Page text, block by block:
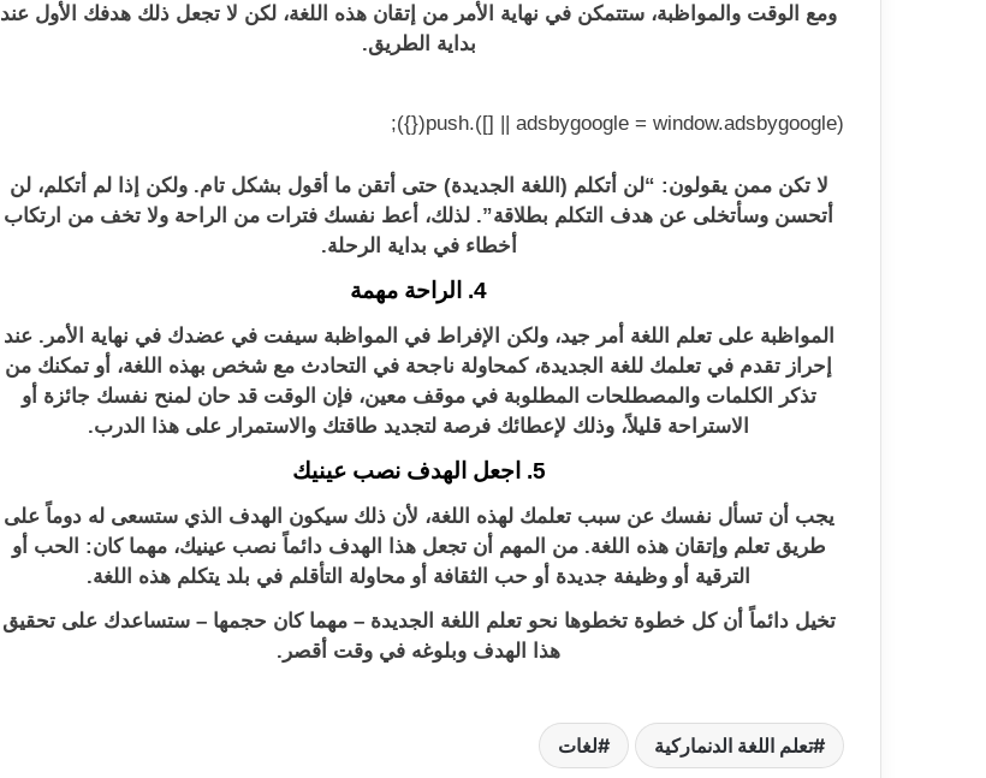
ومع الوقت والمواظبة، ستتمكن في نهاية الأمر من إتقان هذه اللغة، لكن لا تجعل ذلك هدفك الأول عند
بداية الطريق.
(adsbygoogle = window.adsbygoogle || []).push({});
لا تكن ممن يقولون: “لن أتكلم (اللغة الجديدة) حتى أتقن ما أقول بشكل تام. ولكن إذا لم أتكلم، لن
أتحسن وسأتخلى عن هدف التكلم بطلاقة”. لذلك، أعط نفسك فترات من الراحة ولا تخف من ارتكاب
أخطاء في بداية الرحلة.
4. الراحة مهمة
المواظبة على تعلم اللغة أمر جيد، ولكن الإفراط في المواظبة سيفت في عضدك في نهاية الأمر. عند
إحراز تقدم في تعلمك للغة الجديدة، كمحاولة ناجحة في التحادث مع شخص بهذه اللغة، أو تمكنك من
تذكر الكلمات والمصطلحات المطلوبة في موقف معين، فإن الوقت قد حان لمنح نفسك جائزة أو
الاستراحة قليلاً، وذلك لإعطائك فرصة لتجديد طاقتك والاستمرار على هذا الدرب.
5. اجعل الهدف نصب عينيك
يجب أن تسأل نفسك عن سبب تعلمك لهذه اللغة، لأن ذلك سيكون الهدف الذي ستسعى له دوماً على
طريق تعلم وإتقان هذه اللغة. من المهم أن تجعل هذا الهدف دائماً نصب عينيك، مهما كان: الحب أو
الترقية أو وظيفة جديدة أو حب الثقافة أو محاولة التأقلم في بلد يتكلم هذه اللغة.
تخيل دائماً أن كل خطوة تخطوها نحو تعلم اللغة الجديدة – مهما كان حجمها – ستساعدك على تحقيق
هذا الهدف وبلوغه في وقت أقصر.
تعلم اللغة الدنماركية لغات